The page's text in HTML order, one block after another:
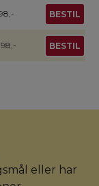
BESTIL
BESTIL
eller har